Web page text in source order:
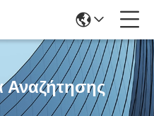
Αναζήτησης